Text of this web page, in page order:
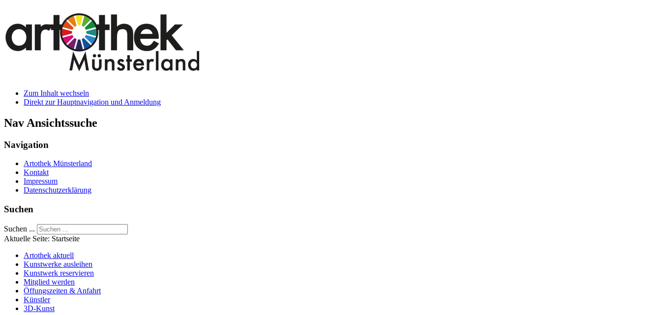
Zum Inhalt wechseln
Direkt zur Hauptnavigation und Anmeldung
Nav Ansichtssuche
Navigation
Artothek Münsterland
Kontakt
Impressum
Datenschutzerklärung
Suchen
Suchen ...
Aktuelle Seite: Startseite
Artothek aktuell
Kunstwerke ausleihen
Kunstwerk reservieren
Mitglied werden
Öffungszeiten & Anfahrt
Künstler
3D-Kunst